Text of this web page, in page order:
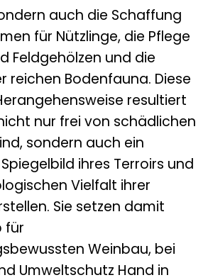
auch die Schaffung
für Nützlinge, die Pflege
Feldgehölzen und die
reichen Bodenfauna. Diese
resultiert
nur frei von schädlichen
sondern auch ein
ihres Terroirs und
Vielfalt ihrer
Sie setzen damit
für
Weinbau, bei
Umweltschutz Hand in